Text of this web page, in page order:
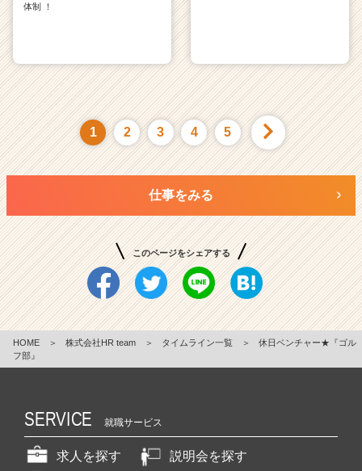
体制 ！
1 2 3 4 5
仕事をみる
このページをシェアする
HOME ＞ 株式会社HR team ＞ タイムライン一覧 ＞
休日ベンチャー★『ゴル
フ部』
SERVICE 就職サービス
求人を探す
説明会を探す